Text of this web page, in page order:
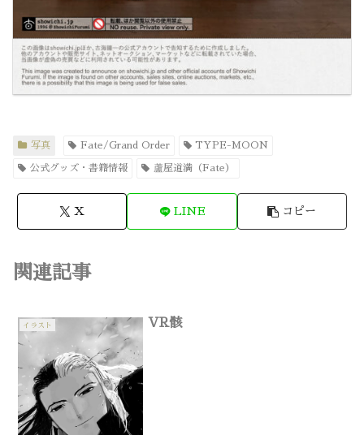
写真 Fate/Grand Order TYPE-MOON
公式グッズ・書籍情報 蘆屋道満（Fate）
X LINE コピー
関連記事
イラスト VR骸